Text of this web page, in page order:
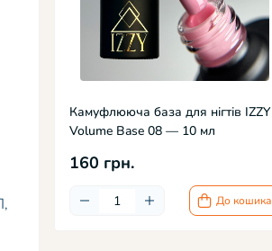
Камуфлююча база для нігтів IZZY
Volume Base 08 — 10 мл
160 грн.
До кошика